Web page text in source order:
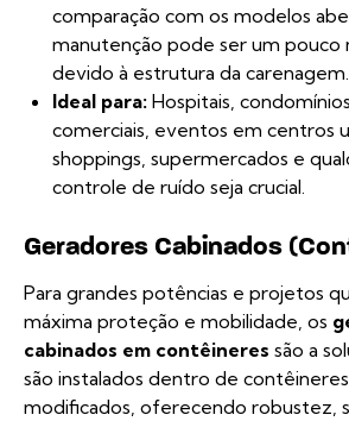
comparação com os modelos
manutenção pode ser um pouco
devido à estrutura da carenagem.
Ideal para: Hospitais,
comerciais, eventos em centros
shoppings, supermercados e
controle de ruído seja crucial.
Geradores Cabinados
Para grandes potências e projetos
máxima proteção e mobilidade, os
cabinados em contêineres são a
são instalados dentro de
modificados, oferecendo robustez,